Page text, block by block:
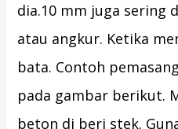
dia.10 mm juga sering
atau angkur. Ketika
bata. Contoh
pada gambar berikut.
beton di beri stek.